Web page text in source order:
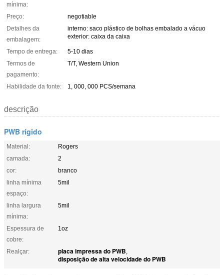
mínima:
Preço:
negotiable
Detalhes da
embalagem:
interno: saco plástico de bolhas embalado a vácuo
exterior: caixa da caixa
Tempo de entrega:
5-10 dias
Termos de
pagamento:
T/T, Western Union
Habilidade da fonte: 1, 000, 000 PCS/semana
descrição
PWB rígido
Material:
Rogers
camada:
2
cor:
branco
linha mínima
espaço:
5mil
linha largura
mínima:
5mil
Espessura de
cobre:
1oz
Realçar: placa impressa do PWB,
disposição de alta velocidade do PWB